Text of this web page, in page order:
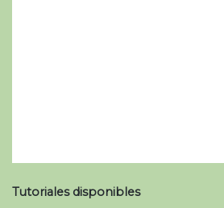
Tutoriales disponibles